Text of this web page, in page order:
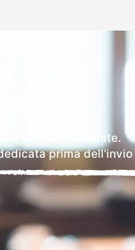
scuole contattate.
prima